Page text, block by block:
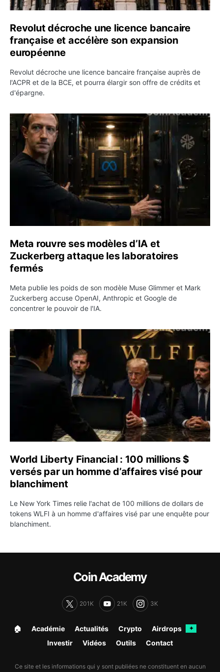
Revolut décroche une licence bancaire
française et accélère son expansion
européenne
Revolut décroche une licence bancaire française auprès de
l'ACPR et de la BCE, et pourra élargir son offre de crédits et
d'épargne.
Meta rouvre ses modèles d’IA et Zuckerberg attaque
Meta rouvre ses modèles d’IA et
Zuckerberg attaque les laboratoires
fermés
Meta publie les poids de son modèle Muse Glimmer et Mark
Zuckerberg accuse OpenAI, Anthropic et Google de
concentrer le pouvoir de l'IA.
World Liberty Financial : 100 millions $ versés par un
World Liberty Financial : 100 millions $
versés par un homme d’affaires visé pour
blanchiment
Le New York Times relie l'achat de 100 millions de dollars de
tokens WLFI à un homme d'affaires visé par une enquête pour
blanchiment.
Coin Academy
201K 21K 3K
🏠︎ Académie Actualités Crypto Airdrops ✦
Investir Vidéos Outils Contact
Ce site et les informations qui y sont publiées ne constituent en aucun